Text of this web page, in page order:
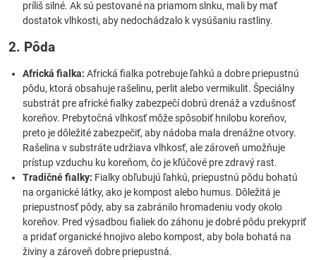
príliš silné. Ak sú pestované na priamom slnku, mali by mať
dostatok vlhkosti, aby nedochádzalo k vysúšaniu rastliny.
2. Pôda
Africká fialka: Africká fialka potrebuje ľahkú a dobre priepustnú
pôdu, ktorá obsahuje rašelinu, perlit alebo vermikulit. Špeciálny
substrát pre africké fialky zabezpečí dobrú drenáž a vzdušnosť
koreňov. Prebytočná vlhkosť môže spôsobiť hnilobu koreňov,
preto je dôležité zabezpečiť, aby nádoba mala drenážne otvory.
Rašelina v substráte udržiava vlhkosť, ale zároveň umožňuje
prístup vzduchu ku koreňom, čo je kľúčové pre zdravý rast.
Tradičné fialky: Fialky obľubujú ľahkú, priepustnú pôdu bohatú
na organické látky, ako je kompost alebo humus. Dôležitá je
priepustnosť pôdy, aby sa zabránilo hromadeniu vody okolo
koreňov. Pred výsadbou fialiek do záhonu je dobré pôdu prekypriť
a pridať organické hnojivo alebo kompost, aby bola bohatá na
živiny a zároveň dobre priepustná.